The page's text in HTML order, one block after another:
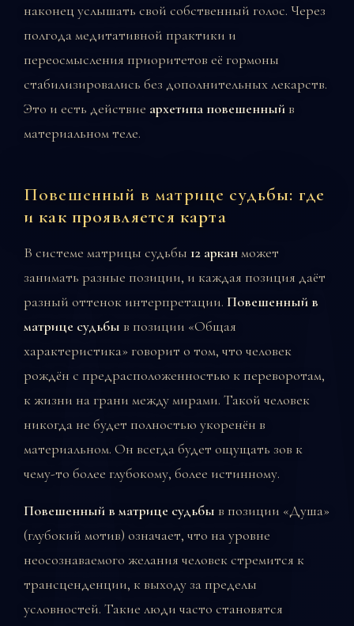
наконец услышать свой собственный голос. Через
полгода медитативной практики и
переосмысления приоритетов её гормоны
стабилизировались без дополнительных лекарств.
Это и есть действие архетипа повешенный в
материальном теле.
Повешенный в матрице судьбы: где
и как проявляется карта
В системе матрицы судьбы 12 арканможет
занимать разные позиции, и каждая позиция даёт
разный оттенок интерпретации. Повешенный в
матрице судьбы в позиции «Общая
характеристика» говорит о том, что человек
рождён с предрасположенностью к переворотам,
к жизни на грани между мирами. Такой человек
никогда не будет полностью укоренён в
материальном. Он всегда будет ощущать зов к
чему-то более глубокому, более истинному.
Повешенный в матрице судьбы в позиции «Душа»
(глубокий мотив) означает, что на уровне
неосознаваемого желания человек стремится к
трансценденции, к выходу за пределы
условностей. Такие люди часто становятся